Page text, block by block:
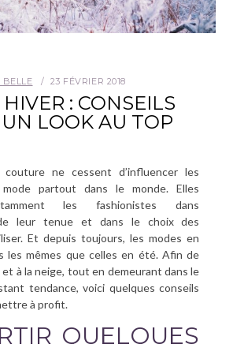
BELLE 23 FÉVRIER 2018
: CONSEILS
LOOK AU TOP
ne cessent d’influencer les
partout dans le monde. Elles
les fashionistes dans
de leur tenue et dans le choix des
Et depuis toujours, les modes en
les mêmes que celles en été. Afin de
à la neige, tout en demeurant dans le
tendance, voici quelques conseils
à profit.
QUELQUES